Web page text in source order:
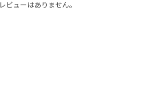
レビューはありません。